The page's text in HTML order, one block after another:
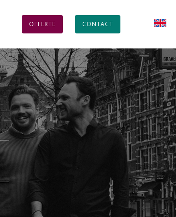
OFFERTE CONTACT